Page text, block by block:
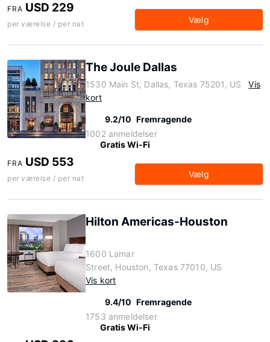
FRA USD 229
per værelse / per nat Vælg
The Joule Dallas
1530 Main St, Dallas, Texas 75201, US
Vis
kort
9.2/10 Fremragende
1002 anmeldelser
Gratis Wi-Fi
FRA USD 553
per værelse / per nat Vælg
Hilton Americas-Houston
1600 Lamar
Street, Houston, Texas 77010, US
Vis kort
9.4/10 Fremragende
1753 anmeldelser
Gratis Wi-Fi